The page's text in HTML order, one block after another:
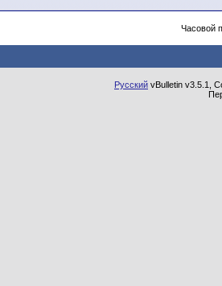
Часовой
Русский vBulletin v3.5.1,